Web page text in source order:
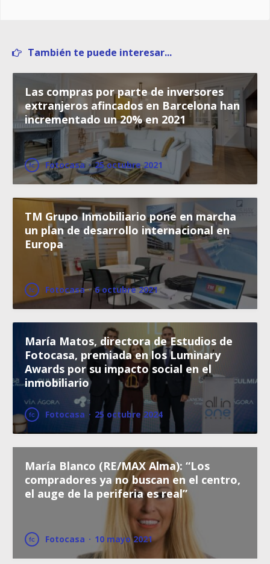
También te puede interesar...
Las compras por parte de inversores
extranjeros afincados en Barcelona han
incrementado un 20% en 2021
Fotocasa · 25 octubre 2021
TM Grupo Inmobiliario pone en marcha
un plan de desarrollo internacional en
Europa
Fotocasa · 6 octubre 2021
María Matos, directora de Estudios de
Fotocasa, premiada en los Luminary
Awards por su impacto social en el
inmobiliario
Fotocasa · 25 octubre 2024
María Blanco (RE/MAX Alma): “Los
compradores ya no buscan en el centro,
el auge de la periferia es real”
Fotocasa · 10 mayo 2021